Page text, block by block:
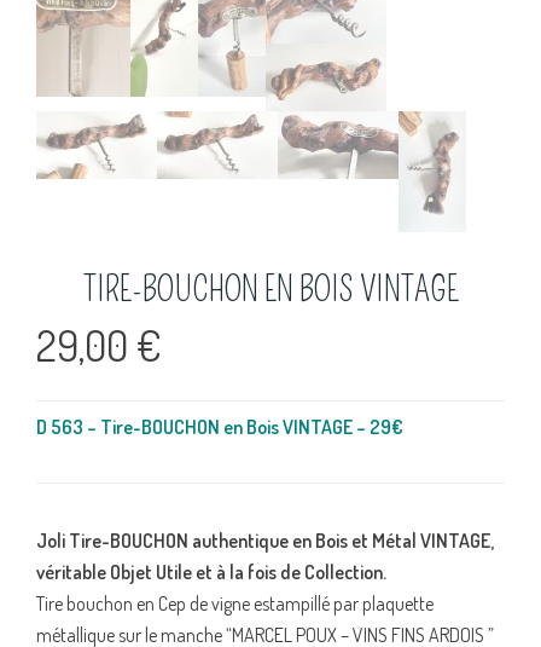
TIRE-BOUCHON EN BOIS VINTAGE
29,00 €
D 563 – Tire-BOUCHON en Bois VINTAGE – 29€
Joli Tire-BOUCHON authentique en Bois et Métal VINTAGE,
véritable Objet Utile et à la fois de Collection.
Tire bouchon en Cep de vigne estampillé par plaquette
métallique sur le manche “MARCEL POUX – VINS FINS ARDOIS ”